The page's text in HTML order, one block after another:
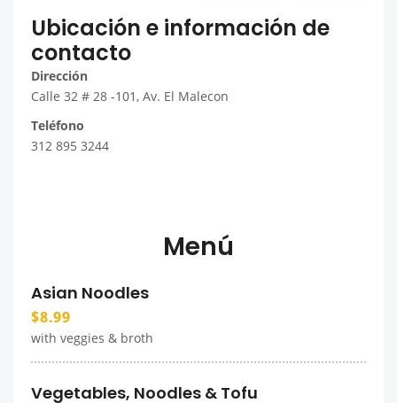
Ubicación e información de
contacto
Dirección
Calle 32 # 28 -101, Av. El Malecon
Teléfono
312 895 3244
Menú
Asian Noodles
$8.99
with veggies & broth
Vegetables, Noodles & Tofu